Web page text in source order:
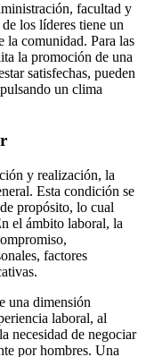
facultad y
los líderes tiene un
la comunidad. Para las
la promoción de una
satisfechas, pueden
un clima
y realización, la
Esta condición se
propósito, lo cual
el ámbito laboral, la
factores
una dimensión
laboral, al
necesidad de negociar
por hombres. Una